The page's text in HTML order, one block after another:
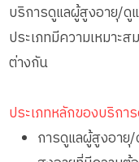
บริการดูแลผู้สูงอายุ/ดู
ประเภทมีความเหมาะ
ต่างกัน
ประเภทหลักของบริกา
การดูแลผู้สูงอายุ